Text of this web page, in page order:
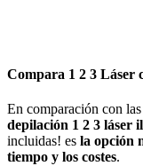
Compara 1 2 3 Láser
En comparación con
depilación 1 2 3 láser
incluidas! es la opción
tiempo y los costes.